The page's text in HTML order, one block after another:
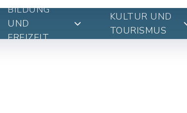
BILDUNG
UND
FREIZEIT
KULTUR UND
TOURISMUS